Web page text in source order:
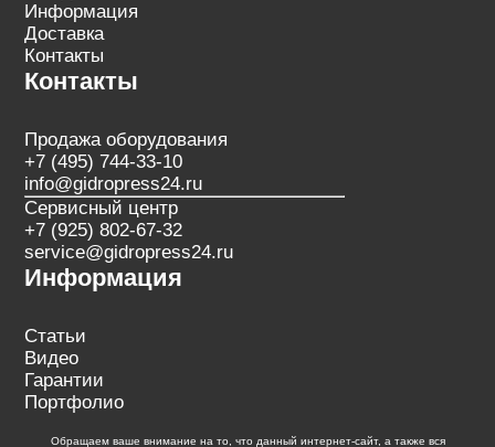
Информация
Доставка
Контакты
Контакты
Продажа оборудования
+7 (495) 744-33-10
info@gidropress24.ru
Сервисный центр
+7 (925) 802-67-32
service@gidropress24.ru
Информация
Статьи
Видео
Гарантии
Портфолио
Обращаем ваше внимание на то, что данный интернет-сайт, а также вся